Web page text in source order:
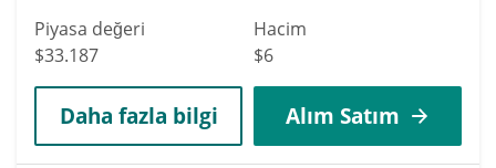
Piyasa değeri
$33.187
Hacim
$6
Daha fazla bilgi Alım Satım